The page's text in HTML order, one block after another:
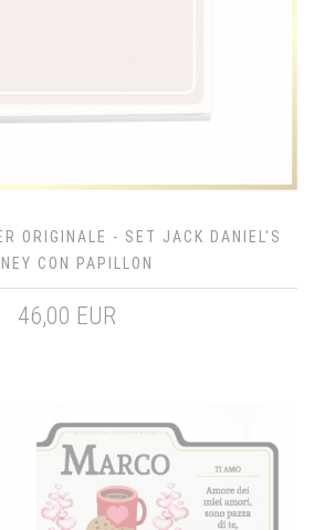
ORIGINALE - SET JACK DANIEL'S
CON PAPILLON
46,00 EUR